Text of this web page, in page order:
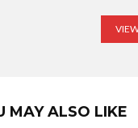
MAY ALSO LIKE